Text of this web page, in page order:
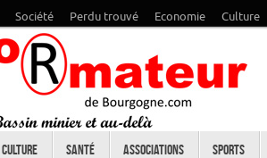
Société Perdu trouvé Economie Culture
Culture Santé Associations Sports